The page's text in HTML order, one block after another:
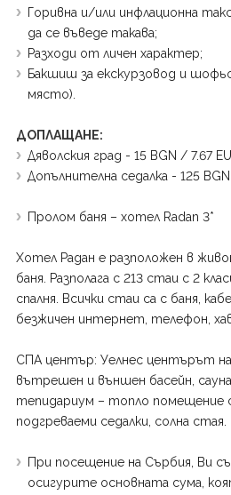
Горивна и/или инфлационна
да се въведе такава;
Разходи от личен характер;
Бакшиш за екскурзовод и
място).
ДОПЛАЩАНЕ:
Дяволския град - 15 BGN / 7.67
Допълнителна седалка - 125
Пролом баня – хотел Radan 3*
Хотел Радан е разположен в
баня. Разполага с 213 стаи с 2
спалня. Всички стаи са с баня,
безжичен интернет, телефон,
СПА център: Уелнес центърът на
вътрешен и външен басейн,
тепидариум – топло помещение
подгреваеми седалки, солна стая.
При посещение на Сърбия, Ви
осигурите основната сума,